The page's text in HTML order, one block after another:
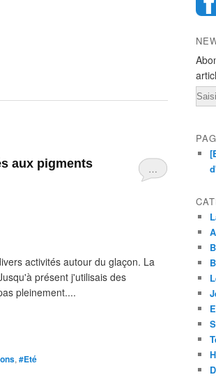
…
activités autour du glaçon. La
présent j'utilisais des
pleinement....
, #Eté